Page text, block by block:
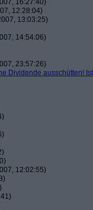
16:27:40)
12:28:04)
13:03:25)
14:54:06)
23:57:26)
Dividende ausschütten!
12:02:55)